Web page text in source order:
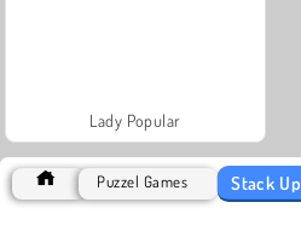
Lady Popular
Puzzel Games Stack Up